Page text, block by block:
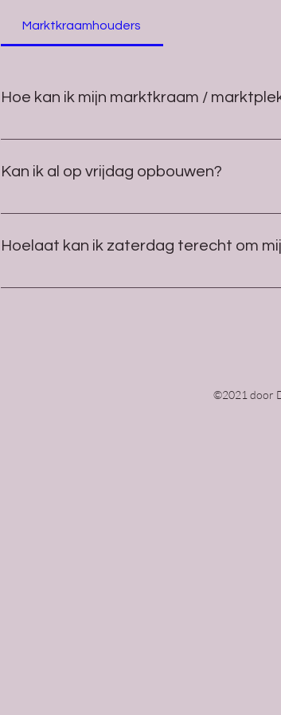
Marktkraamhouders
Hoe kan ik mijn marktkraam /
U ontvangt uiterlijk 5 dagen voordat de markt
Kan ik al op vrijdag opbouwen?
Ja dat kan! Op de vrijdag voor de markt kunt u
Hoelaat kan ik zaterdag terecht om
De planning ziet er als volgt uit: - 7:00 uur - 8:30
©2021 door